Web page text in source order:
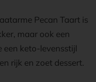
Pecan Taart is
maar ook een
een keto-levensstijl
rijk en zoet dessert.